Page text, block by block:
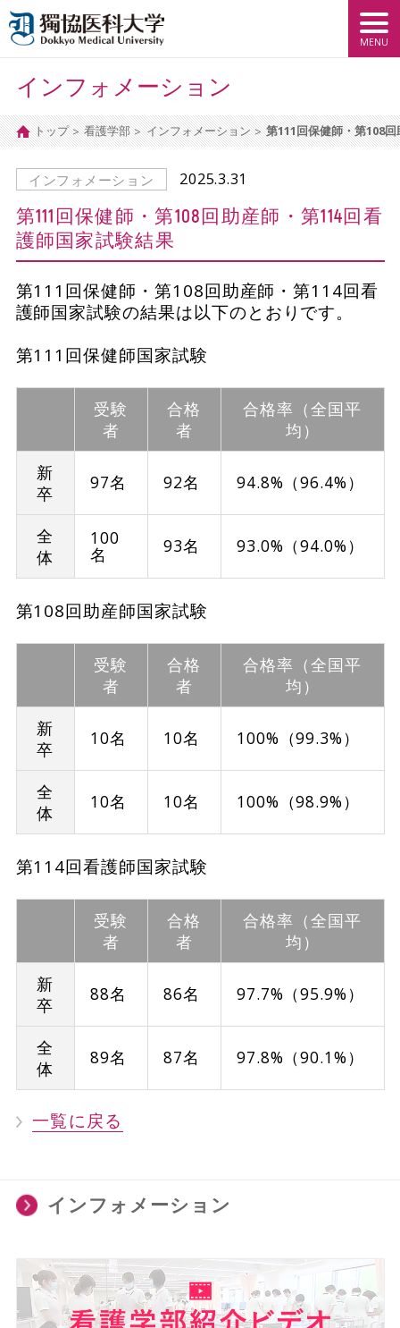
インフォメーション
トップ 看護学部 インフォメーション 第111回保健師・第108
インフォメーション 2025.3.31
第111回保健師・第108回助産師・第114回看
護師国家試験結果
第111回保健師・第108回助産師・第114回看
護師国家試験の結果は以下のとおりです。
第111回保健師国家試験
受験
者
合格
者
合格率（全国平
均）
新
卒
97名 92名 94.8%（96.4%）
全
体
100
名 93名 93.0%（94.0%）
第108回助産師国家試験
受験
者
合格
者
合格率（全国平
均）
新
卒
10名 10名 100%（99.3%）
全
体
10名 10名 100%（98.9%）
第114回看護師国家試験
受験
者
合格
者
合格率（全国平
均）
新
卒
88名 86名 97.7%（95.9%）
全
体
89名 87名 97.8%（90.1%）
一覧に戻る
インフォメーション